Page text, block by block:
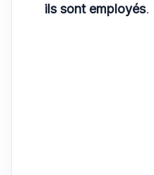
ils sont employés.